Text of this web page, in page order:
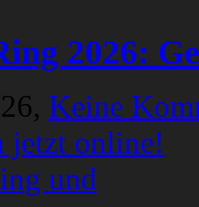
2026:
Keine
jetzt online!